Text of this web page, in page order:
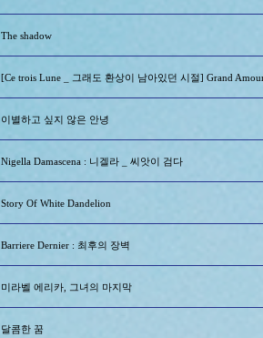
The shadow
[Ce trois Lune _ 그래도 환상이 남아있던 시절] Grand
이별하고 싶지 않은 안녕
Nigella Damascena : 니겔라 _ 씨앗이 검다
Story Of White Dandelion
Barriere Dernier : 최후의 장벽
미라벨 에리카, 그녀의 마지막
달콤한 꿈